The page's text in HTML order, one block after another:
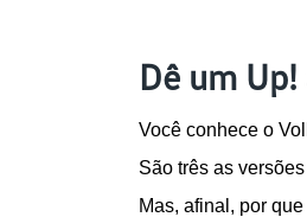
Dê um
Você conhece o
São três as
Mas, afinal, por